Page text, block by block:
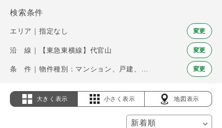
検索条件
エリア｜指定なし 変更
沿 線｜【東急東横線】代官山 変更
変更
大きく表示 小さく表示 地図表示